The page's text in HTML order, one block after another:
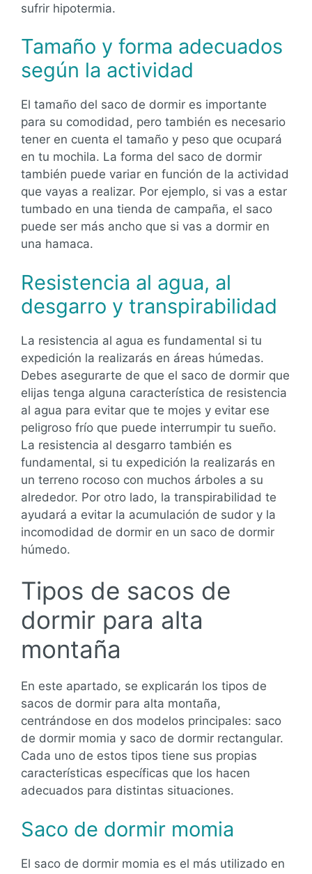
sufrir hipotermia.
Tamaño y forma adecuados
según la actividad
El tamaño del saco de dormir es importante
para su comodidad, pero también es necesario
tener en cuenta el tamaño y peso que ocupará
en tu mochila. La forma del saco de dormir
también puede variar en función de la actividad
que vayas a realizar. Por ejemplo, si vas a estar
tumbado en una tienda de campaña, el saco
puede ser más ancho que si vas a dormir en
una hamaca.
Resistencia al agua, al
desgarro y transpirabilidad
La resistencia al agua es fundamental si tu
expedición la realizarás en áreas húmedas.
Debes asegurarte de que el saco de dormir que
elijas tenga alguna característica de resistencia
al agua para evitar que te mojes y evitar ese
peligroso frío que puede interrumpir tu sueño.
La resistencia al desgarro también es
fundamental, si tu expedición la realizarás en
un terreno rocoso con muchos árboles a su
alrededor. Por otro lado, la transpirabilidad te
ayudará a evitar la acumulación de sudor y la
incomodidad de dormir en un saco de dormir
húmedo.
Tipos de sacos de
dormir para alta
montaña
En este apartado, se explicarán los tipos de
sacos de dormir para alta montaña,
centrándose en dos modelos principales: saco
de dormir momia y saco de dormir rectangular.
Cada uno de estos tipos tiene sus propias
características específicas que los hacen
adecuados para distintas situaciones.
Saco de dormir momia
El saco de dormir momia es el más utilizado en